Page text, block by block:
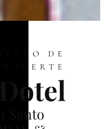
DE
Santo